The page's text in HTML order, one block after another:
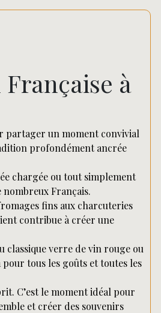
à
partager un moment convivial
profondément ancrée
chargée ou tout simplement
Français.
fins aux charcuteries
contribue à créer une
classique verre de vin rouge ou
tous les goûts et toutes les
C’est le moment idéal pour
et créer des souvenirs